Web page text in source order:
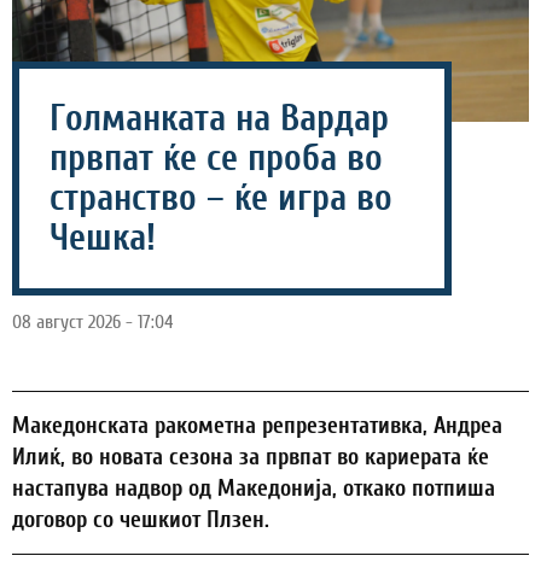
Голманката на Вардар
првпат ќе се проба во
странство – ќе игра во
Чешка!
08 август 2026 - 17:04
Македонската ракометна репрезентативка, Андреа
Илиќ, во новата сезона за првпат во кариерата ќе
настапува надвор од Македонија, откако потпиша
договор со чешкиот Плзен.